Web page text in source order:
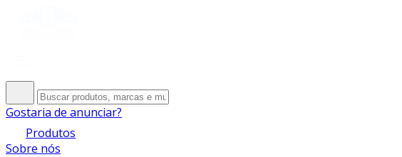
Gostaria de anunciar?
Produtos
Sobre nós